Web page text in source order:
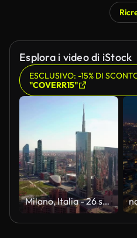
Esplora i video di iStock
ESCLUSIVO: -15% DI
"COVERR15"
Milano, Italia - 26 settembre 2018: vista aerea skyline città milano volando verso grattacieli area finanziaria